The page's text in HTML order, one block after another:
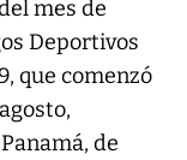
mes de
Deportivos
que comenzó
de